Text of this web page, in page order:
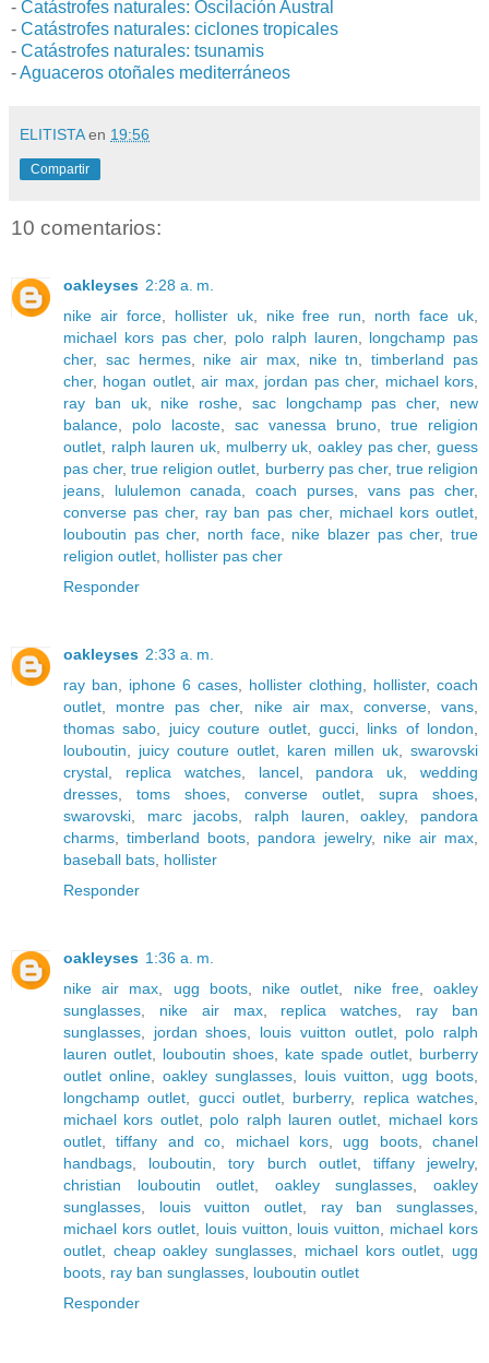
- Catástrofes naturales: Oscilación Austral
- Catástrofes naturales: ciclones tropicales
- Catástrofes naturales: tsunamis
-Aguaceros otoñales mediterráneos
ELITISTA en 19:56
Compartir
10 comentarios:
oakleyses 2:28 a. m.
nike air force, hollister uk, nike free run north face uk
michael kors pas cher, polo ralph lauren
longchamp pas
cher, sac hermes, nike air max, nike tn ,timberland pas
cher, hogan outlet,air max, jordan pas cher, michael kors
ray ban uk, nike roshe sac longchamp pas cher, new
balance
polo lacoste sac vanessa bruno
true religion
outlet
ralph lauren uk mulberry uk ,oakley pas cher,guess
pas cher,true religion outlet burberry pas cher, true religion
jeans
lululemon canada ,coach purses, vans pas cher,
converse pas cher, ray ban pas cher, michael kors outlet
louboutin pas cher, north face, nike blazer pas cher,true
religion outlet hollister pas cher
Responder
oakleyses 2:33 a. m.
ray ban
iphone 6 cases hollister clothing hollister, coach
outlet
montre pas cher, nike air max, converse, vans
thomas sabo
juicy couture outlet, gucci, links of london
louboutin
juicy couture outlet karen millen uk
swarovski
crystal
replica watches, lancel, pandora uk ,wedding
dresses
toms shoes converse outlet supra shoes
swarovski
marc jacobs ralph lauren ,oakley, pandora
charms ,timberland boots pandora jewelry, nike air max
baseball bats hollister
Responder
oakleyses 1:36 a. m.
nike air max
ugg boots, nike outlet nike free,oakley
sunglasses
nike air max, replica watches
ray ban
sunglasses
jordan shoes louis vuitton outlet, polo ralph
lauren outlet
louboutin shoes kate spade outlet
burberry
outlet online
oakley sunglasses louis vuitton ugg boots
longchamp outlet
gucci outlet burberry, replica watches
michael kors outlet, polo ralph lauren outlet
michael kors
outlet ,tiffany and co michael kors, ugg boots, chanel
handbags
louboutin ,tory burch outlet, tiffany jewelry,
christian louboutin outlet
oakley sunglasses ,oakley
sunglasses
louis vuitton outlet ray ban sunglasses
michael kors outlet, louis vuitton louis vuitton
michael kors
outlet
cheap oakley sunglasses michael kors outlet
ugg
boots ray ban sunglasses louboutin outlet
Responder